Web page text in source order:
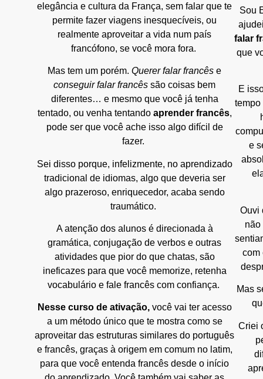
elegância e cultura da França, sem falar que te
permite fazer viagens inesquecíveis, ou
realmente aproveitar a vida num país
francófono, se você mora fora.
Mas tem um porém. Querer falar francês e
conseguir falar francês são coisas bem
diferentes… e mesmo que você já tenha
tentado, ou venha tentando aprender francês,
pode ser que você ache isso algo difícil de
fazer.
Sei disso porque, infelizmente, no aprendizado
tradicional de idiomas, algo que deveria ser
algo prazeroso, enriquecedor, acaba sendo
traumático.
A atenção dos alunos é direcionada à
gramática, conjugação de verbos e outras
atividades que pior do que chatas, são
ineficazes para que você memorize, retenha
vocabulário e fale francês com confiança.
Nesse curso de ativação,você vai ter acesso
a um método único que te mostra como se
aproveitar das estruturas similares do português
e francês, graças à origem em comum no latim,
para que você entenda francês desde o início
Sou
falar
que
E
tempo
e
Ouvi
não
com
Mas
Criei